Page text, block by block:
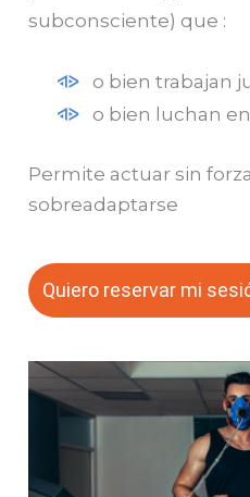
subconsciente) que :
o bien trabajan
o bien luchan
Permite actuar sin
sobreadaptarse
Quiero reservar mi